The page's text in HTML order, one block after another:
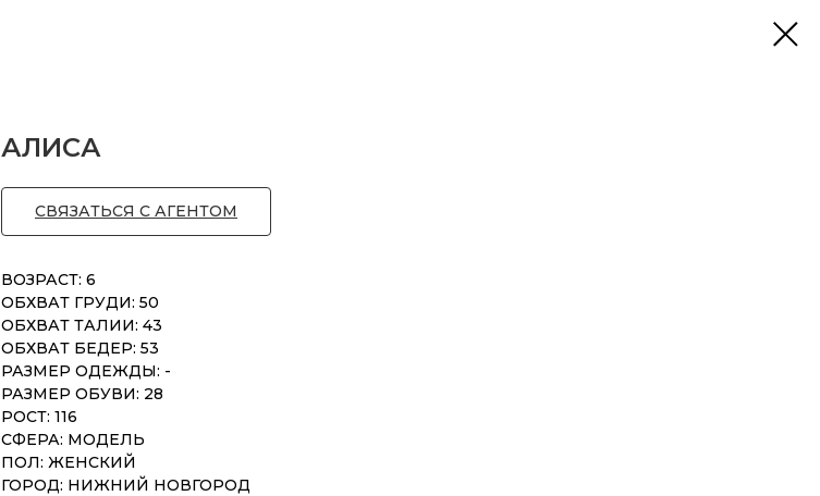
АЛИСА
СВЯЗАТЬСЯ С АГЕНТОМ
ВОЗРАСТ: 6
ОБХВАТ ГРУДИ: 50
ОБХВАТ ТАЛИИ: 43
ОБХВАТ БЕДЕР: 53
РАЗМЕР ОДЕЖДЫ: -
РАЗМЕР ОБУВИ: 28
РОСТ: 116
СФЕРА: МОДЕЛЬ
ПОЛ: ЖЕНСКИЙ
ГОРОД: НИЖНИЙ НОВГОРОД